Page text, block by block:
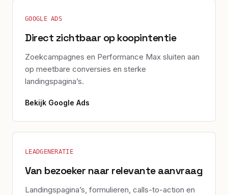
GOOGLE ADS
Direct zichtbaar op koopintentie
Zoekcampagnes en Performance Max sluiten aan
op meetbare conversies en sterke
landingspagina’s.
Bekijk Google Ads
LEADGENERATIE
Van bezoeker naar relevante aanvraag
Landingspagina’s, formulieren, calls-to-action en